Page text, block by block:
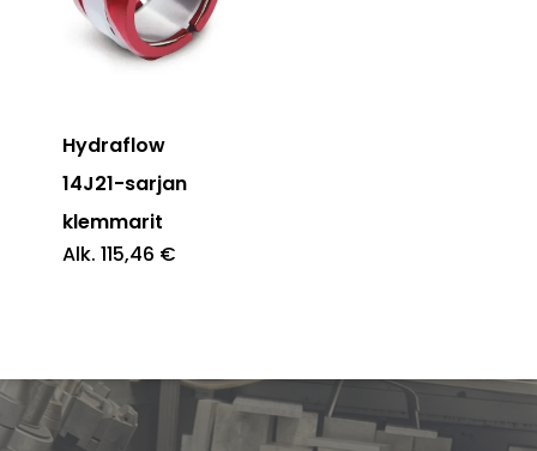
Hydraflow
14J21-sarjan
klemmarit
Alk. 115,46 €